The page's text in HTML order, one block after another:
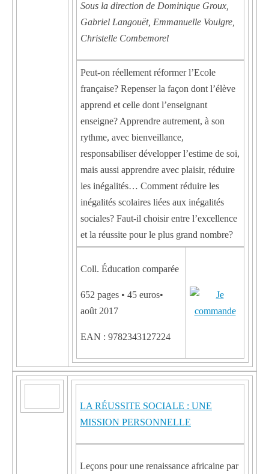
Sous la direction de Dominique Groux,
Gabriel Langouët, Emmanuelle Voulgre,
Christelle Combemorel
Peut-on réellement réformer l’Ecole
française? Repenser la façon dont l’élève
apprend et celle dont l’enseignant
enseigne? Apprendre autrement, à son
rythme, avec bienveillance,
responsabiliser développer l’estime de soi,
mais aussi apprendre avec plaisir, réduire
les inégalités… Comment réduire les
inégalités scolaires liées aux inégalités
sociales? Faut-il choisir entre l’excellence
et la réussite pour le plus grand nombre?
Coll. Éducation comparée
652 pages • 45 euros•
août 2017
EAN : 9782343127224
LA RÉUSSITE SOCIALE : UNE
MISSION PERSONNELLE
Leçons pour une renaissance africaine par